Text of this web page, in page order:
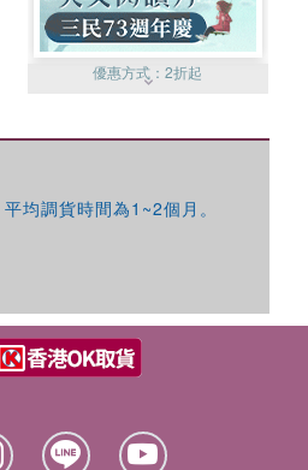
優惠方式：2折起
均調貨時間為1~2個月。